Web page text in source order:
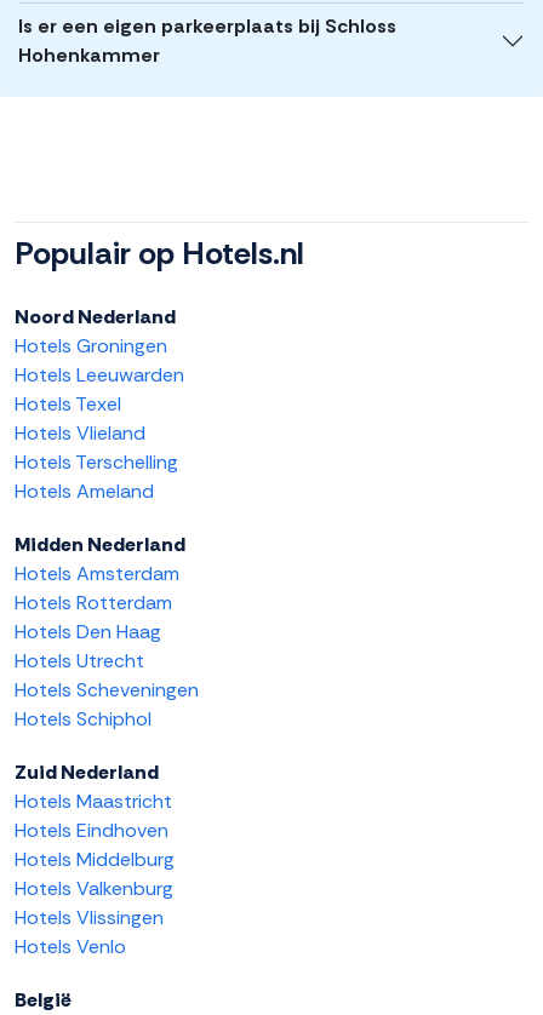
Is er een eigen parkeerplaats bij Schloss
Hohenkammer
Populair op Hotels.nl
Noord Nederland
Hotels Groningen
Hotels Leeuwarden
Hotels Texel
Hotels Vlieland
Hotels Terschelling
Hotels Ameland
Midden Nederland
Hotels Amsterdam
Hotels Rotterdam
Hotels Den Haag
Hotels Utrecht
Hotels Scheveningen
Hotels Schiphol
Zuid Nederland
Hotels Maastricht
Hotels Eindhoven
Hotels Middelburg
Hotels Valkenburg
Hotels Vlissingen
Hotels Venlo
België